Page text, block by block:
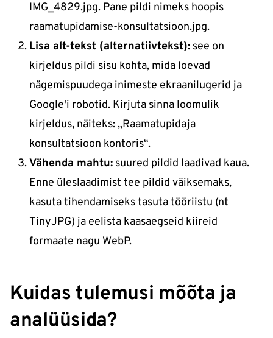
IMG_4829.jpg. Pane pildi nimeks hoopis
raamatupidamise-konsultatsioon.jpg.
Lisa alt-tekst (alternatiivtekst): see on
kirjeldus pildi sisu kohta, mida loevad
nägemispuudega inimeste ekraanilugerid ja
Google'i robotid. Kirjuta sinna loomulik
kirjeldus, näiteks: „Raamatupidaja
konsultatsioon kontoris“.
Vähenda mahtu: suured pildid laadivad kaua.
Enne üleslaadimist tee pildid väiksemaks,
kasuta tihendamiseks tasuta tööriistu (nt
TinyJPG) ja eelista kaasaegseid kiireid
formaate nagu WebP.
Kuidas tulemusi mõõta ja
analüüsida?